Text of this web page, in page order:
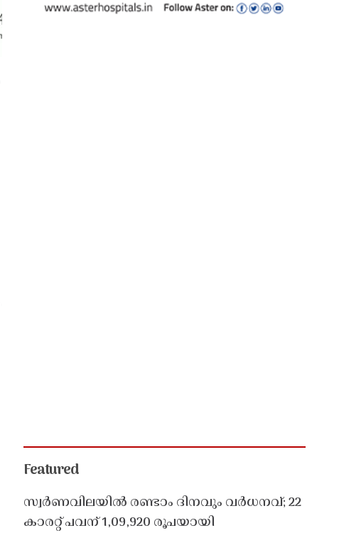
Featured
സ്വർണവിലയിൽ രണ്ടാം ദിനവും വർധനവ്; 22
കാരറ്റ് പവന് 1,09,920 രൂപയായി